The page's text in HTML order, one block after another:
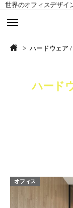
世界のオフィスデザイ
TOP
オセアニア
アフリカ
TOP
オセアニア
アフリカ
ハードウェア
ハード
オフィス